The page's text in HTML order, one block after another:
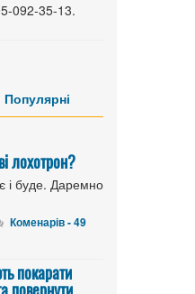
092-35-13.
Популярні
лохотрон?
і буде. Даремно
Коменарів - 49
покарати